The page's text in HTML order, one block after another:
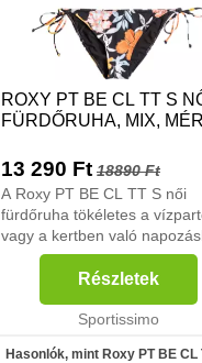
ROXY PT BE CL TT S
FÜRDŐRUHA, MIX,
13 290 Ft 18890 Ft
A Roxy PT BE CL TT S női
fürdőruha tökéletes a
vagy a kertben való
A zsinóroknak köszönhetően
méretét a testalkatodhoz
igazíthatod. Ne habozz tehát,
nyűgözz le mindenkit a v...
Részletek
Sportissimo
Hasonlók, mint Roxy PT BE CL